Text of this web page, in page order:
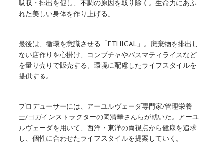
吸収・排出を促し、不調の原因を取り除く。生命力にあふ
れた美しい身体を作り上げる。
最後は、循環を意識させる「ETHICAL」。廃棄物を排出し
ない店作りを心掛け、コンブチャやバスマティライスなど
を量り売りで販売する。環境に配慮したライフスタイルを
提供する。
プロデューサーには、アーユルヴェーダ専門家/管理栄養
士/ヨガインストラクターの岡清華さんらが就いた。アーユ
ルヴェーダを用いて、西洋・東洋の両視点から健康を追求
し、個性に合わせたライフスタイルを提案していく。